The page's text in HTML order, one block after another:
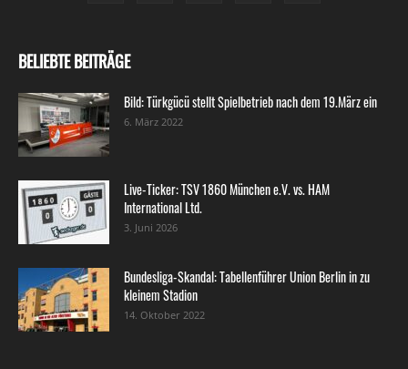
BELIEBTE BEITRÄGE
Bild: Türkgücü stellt Spielbetrieb nach dem 19.März ein
6. März 2022
Live-Ticker: TSV 1860 München e.V. vs. HAM
International Ltd.
3. Juni 2026
Bundesliga-Skandal: Tabellenführer Union Berlin in zu
kleinem Stadion
14. Oktober 2022